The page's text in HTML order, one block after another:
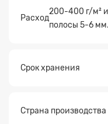
Расход
200-400 г/м²
полосы 5-6 мм.
Срок хранения
Страна производства